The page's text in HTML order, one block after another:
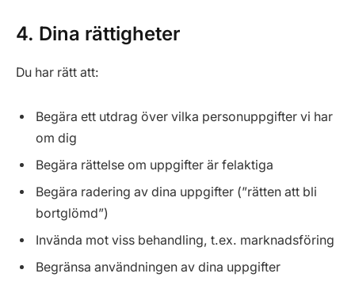
4. Dina rättigheter
Du har rätt att:
Begära ett utdrag över vilka personuppgifter vi har
om dig
Begära rättelse om uppgifter är felaktiga
Begära radering av dina uppgifter (”rätten att bli
bortglömd”)
Invända mot viss behandling, t.ex. marknadsföring
Begränsa användningen av dina uppgifter